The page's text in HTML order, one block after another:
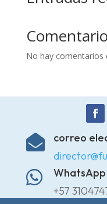
No hay comentarios

correo

WhatsApp
+57